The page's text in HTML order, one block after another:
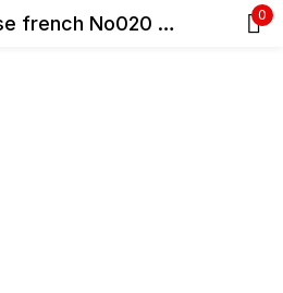
ADORE Base french No020 Cremelle, 15ml 0